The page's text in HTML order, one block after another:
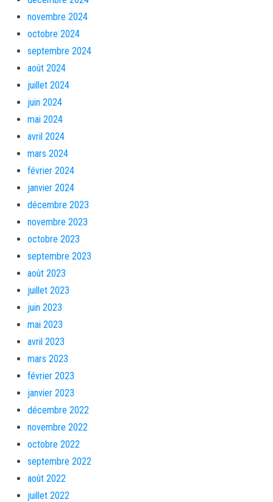
novembre 2024
octobre 2024
septembre 2024
août 2024
juillet 2024
juin 2024
mai 2024
avril 2024
mars 2024
février 2024
janvier 2024
décembre 2023
novembre 2023
octobre 2023
septembre 2023
août 2023
juillet 2023
juin 2023
mai 2023
avril 2023
mars 2023
février 2023
janvier 2023
décembre 2022
novembre 2022
octobre 2022
septembre 2022
août 2022
juillet 2022